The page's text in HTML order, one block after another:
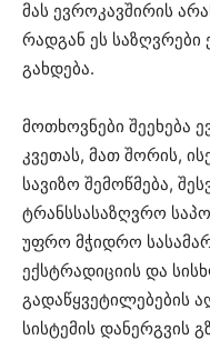
მას ევროკავშირის
რადგან ეს საზღვრები
გახდება.
მოთხოვნები შეეხება
კვეთას, მათ შორის,
სავიზო შემოწმება,
ტრანსსასაზღვრო
უფრო მჭიდრო
ექსტრადიციის და
გადაწყვეტილებების
სისტემის დანერგვის